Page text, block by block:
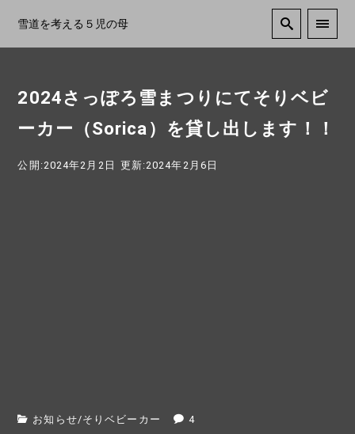
雪道を考える５児の母
2024さっぽろ雪まつりにてそりベビ
ーカー（Sorica）を貸し出します！！
公開:2024年2月2日 更新:2024年2月6日
お知らせ/そりベビーカー 4